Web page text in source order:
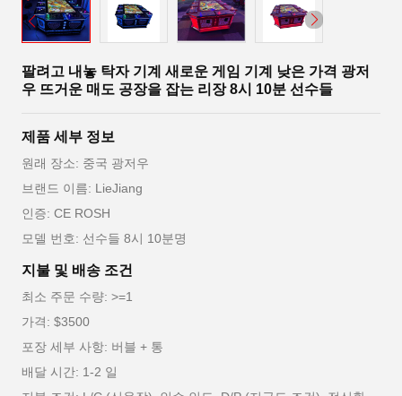
팔려고 내놓 탁자 기계 새로운 게임 기계 낮은 가격 광저
우 뜨거운 매도 공장을 잡는 리장 8시 10분 선수들
제품 세부 정보
원래 장소: 중국 광저우
브랜드 이름: LieJiang
인증: CE ROSH
모델 번호: 선수들 8시 10분명
지불 및 배송 조건
최소 주문 수량: >=1
가격: $3500
포장 세부 사항: 버블 + 통
배달 시간: 1-2 일